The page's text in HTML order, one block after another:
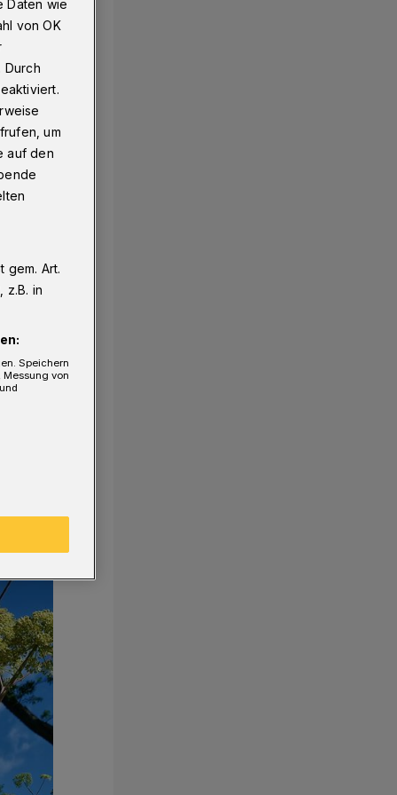
Daten wie
von OK
Durch
um
auf den
gem. Art.
z.B. in
Speichern
von